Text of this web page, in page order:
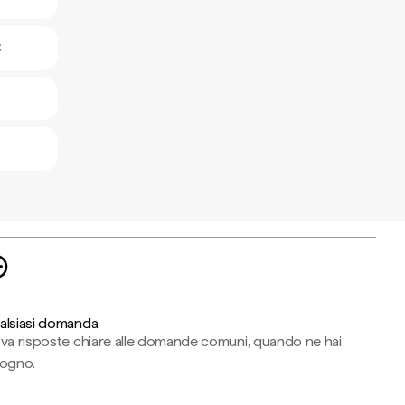
domanda
risposte chiare alle domande comuni, quando ne hai